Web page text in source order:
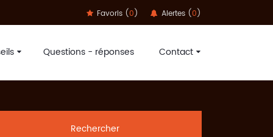
Favoris (0) Alertes (0)
Questions - réponses Contact
Metra, Moustache, Neomouv, Orbea, Puky, Redline,
SportAdvice Bike est là pour vous orienter sur votre
vous propose le meilleur prix. A travers une large
Rechercher